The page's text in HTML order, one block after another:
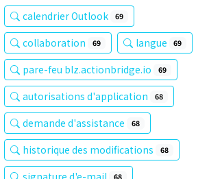
calendrier Outlook 69
collaboration 69 langue 69
pare-feu blz.actionbridge.io 69
autorisations d'application 68
demande d'assistance 68
historique des modifications 68
signature d'e-mail 68